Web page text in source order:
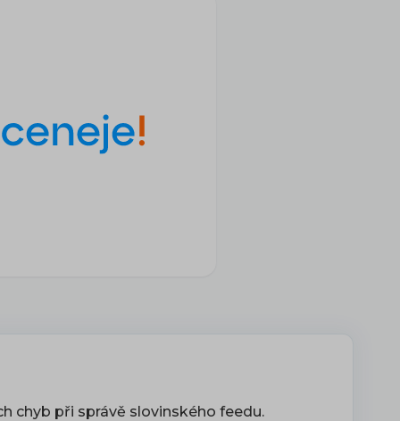
chyb při správě slovinského feedu.